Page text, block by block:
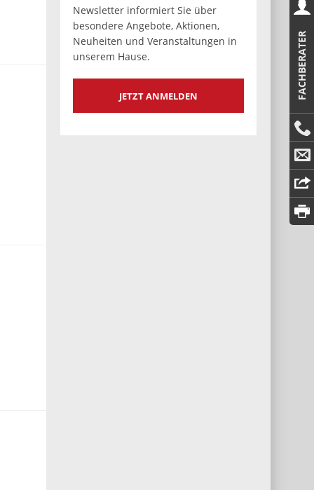
FACHBERATER
Newsletter informiert Sie über
besondere Angebote, Aktionen,
Neuheiten und Veranstaltungen in
unserem Hause.
JETZT ANMELDEN